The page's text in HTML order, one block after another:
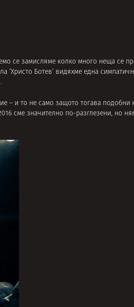
се замисляме колко много неща се
‘Христо Ботев’ видяхме една
– и то не само защото тогава подобни
сме значително по-разглезени, но